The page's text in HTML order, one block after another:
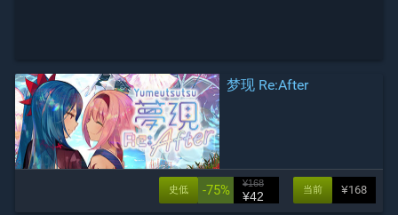
梦现 Re:After
¥168
当前
-75% ¥168
¥42
史低